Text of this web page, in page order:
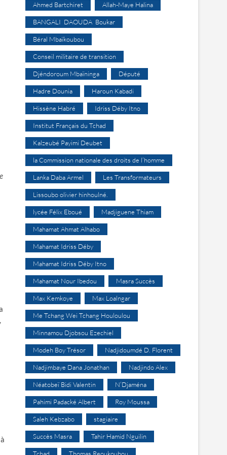
Ahmed Bartchiret Allah-Maye Halina
BANGALI DAOUDA Boukar
Béral Mbaïkoubou
Conseil militaire de transition
Djéndoroum Mbaïninga Député
Hadre Dounia Haroun Kabadi
Hissène Habré Idriss Déby Itno
Institut Français du Tchad
Kalzeubé Payimi Deubet
la Commission nationale des droits de l’homme
Lanka Daba Armel Les Transformateurs
Lissoubo olivier hinhoulné.
lycée Félix Eboué Madjiguene Thiam
Mahamat Ahmat Alhabo
Mahamat Idriss Déby
Mahamat Idriss Déby Itno
Mahamat Nour Ibedou Masra Succès
Max Kemkoye Max Loalngar
Me Tchang Wei Tchang Houloulou
Minnamou Djobsou Ezechiel
Modeh Boy Trésor Nadjidoumdé D. Florent
Nadjimbaye Dana Jonathan Nadjindo Alex
Néatobeï Bidi Valentin N’Djaména
Pahimi Padacké Albert Roy Moussa
Saleh Kebzabo stagiaire
Succès Masra Tahir Hamid Nguilin